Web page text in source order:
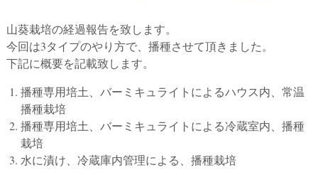
山葵栽培の経過報告を致します。
今回は3タイプのやり方で、播種させて頂きました。
下記に概要を記載致します。
播種専用培土、バーミキュライトによるハウス内、常温
播種栽培
播種専用培土、バーミキュライトによる冷蔵室内、播種
栽培
水に漬け、冷蔵庫内管理による、播種栽培